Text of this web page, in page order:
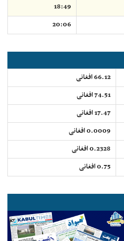
18:49
20:06
66.12 افغانی
74.51 افغانی
17.47 افغانی
0.0009 افغانی
0.2328 افغانی
0.75 افغانی